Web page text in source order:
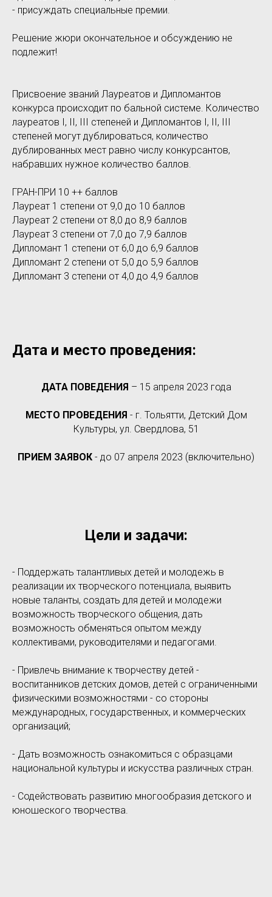
- присуждать специальные премии.
Решение жюри окончательное и обсуждению не
подлежит!
Присвоение званий Лауреатов и Дипломантов
конкурса происходит по бальной системе. Количество
лауреатов I, II, III степеней и Дипломантов I, II, III
степеней могут дублироваться, количество
дублированных мест равно числу конкурсантов,
набравших нужное количество баллов.
ГРАН-ПРИ 10 ++ баллов
Лауреат 1 степени от 9,0 до 10 баллов
Лауреат 2 степени от 8,0 до 8,9 баллов
Лауреат 3 степени от 7,0 до 7,9 баллов
Дипломант 1 степени от 6,0 до 6,9 баллов
Дипломант 2 степени от 5,0 до 5,9 баллов
Дипломант 3 степени от 4,0 до 4,9 баллов
Дата и место проведения:
ДАТА ПОВЕДЕНИЯ – 15 апреля 2023 года
МЕСТО ПРОВЕДЕНИЯ - г. Тольятти, Детский Дом
Культуры, ул. Свердлова, 51
ПРИЕМ ЗАЯВОК - до 07 апреля 2023 (включительно)
Цели и задачи:
- Поддержать талантливых детей и молодежь в
реализации их творческого потенциала, выявить
новые таланты, создать для детей и молодежи
возможность творческого общения, дать
возможность обменяться опытом между
коллективами, руководителями и педагогами.
- Привлечь внимание к творчеству детей -
воспитанников детских домов, детей с ограниченными
физическими возможностями - со стороны
международных, государственных, и коммерческих
организаций;
- Дать возможность ознакомиться с образцами
национальной культуры и искусства различных стран.
- Содействовать развитию многообразия детского и
юношеского творчества.